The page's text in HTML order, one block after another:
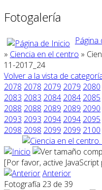
Fotogalería
Página
» Ciencia en el centro »
11-2017_24
Volver a la vista de
2078 2078 2079 2079 2080
2083 2083 2084 2084 2085
2088 2088 2089 2089 2090
2093 2093 2094 2094 2095
2098 2098 2099 2099 2100
[Por favor, active
Anterior
Fotografía 23 de 39